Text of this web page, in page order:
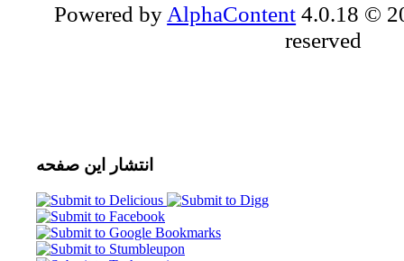
Powered by AlphaContent 4.0.18 ©
reserved
انتشار این صفحه